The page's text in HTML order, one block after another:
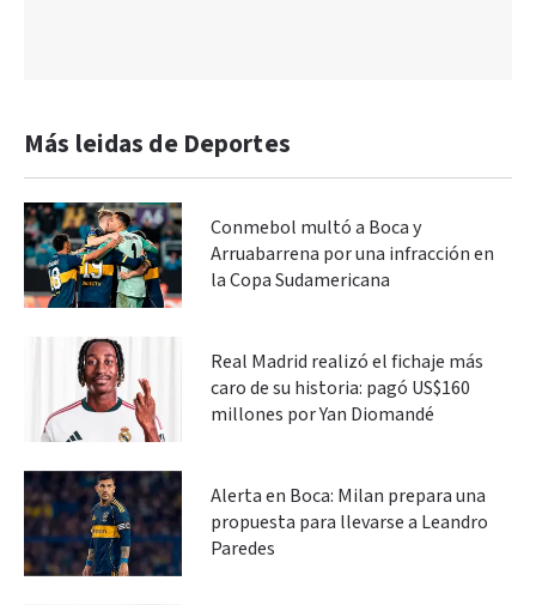
Más leidas de Deportes
Conmebol multó a Boca y
Arruabarrena por una infracción en
la Copa Sudamericana
Real Madrid realizó el fichaje más
caro de su historia: pagó US$160
millones por Yan Diomandé
Alerta en Boca: Milan prepara una
propuesta para llevarse a Leandro
Paredes